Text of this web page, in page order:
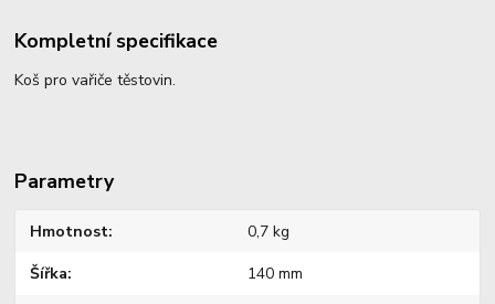
Kompletní specifikace
Koš pro vařiče těstovin.
Parametry
Hmotnost 0,7 kg
Šířka 140 mm